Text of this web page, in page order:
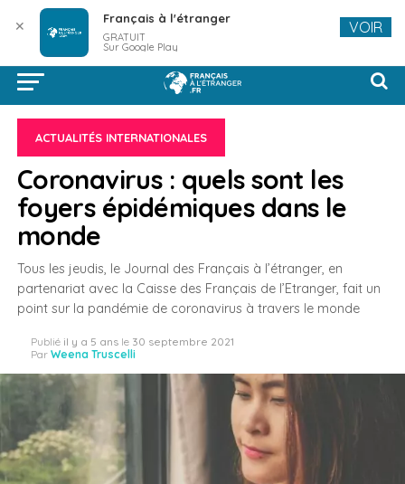
ACTUALITÉS INTERNATIONALES
Coronavirus : quels sont les
foyers épidémiques dans le
monde
Tous les jeudis, le Journal des Français à l’étranger, en
partenariat avec la Caisse des Français de l’Etranger, fait un
point sur la pandémie de coronavirus à travers le monde
Publié il y a 5 ans le 30 septembre 2021
Par Weena Truscelli
✕ Français à l'étranger
GRATUIT
Sur Google Play
VOIR